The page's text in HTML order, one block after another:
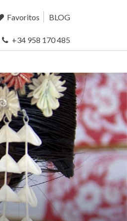
Favoritos BLOG
+34 958 170 485